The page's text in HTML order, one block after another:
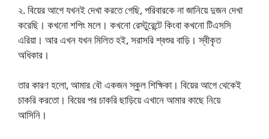
২. বিয়ের আগে যখনই দেখা করতে গেছি, পরিবারকে না জানিয়ে দুজন দেখা
করেছি। কখনো শপিং মলে। কখনো রেস্টুরেন্টে কিংবা কখনো টিএসসি
এরিয়া। আর এখন যখন মিলিত হই, সরাসরি শ্বশুর বাড়ি। স্বীকৃত
অধিকার।
তার কারণ হলো, আমার বৌ একজন স্কুল শিক্ষিকা। বিয়ের আগে থেকেই
চাকরি করতো। বিয়ের পর চাকরি ছাড়িয়ে এখানে আমার কাছে নিয়ে
আসিনি।